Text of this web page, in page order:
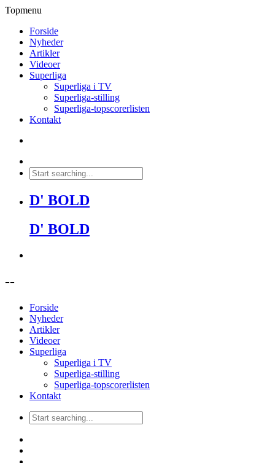
Topmenu
Forside
Nyheder
Artikler
Videoer
Superliga
Superliga i TV
Superliga-stilling
Superliga-topscorerlisten
Kontakt
D' BOLD
D' BOLD
--
Forside
Nyheder
Artikler
Videoer
Superliga
Superliga i TV
Superliga-stilling
Superliga-topscorerlisten
Kontakt